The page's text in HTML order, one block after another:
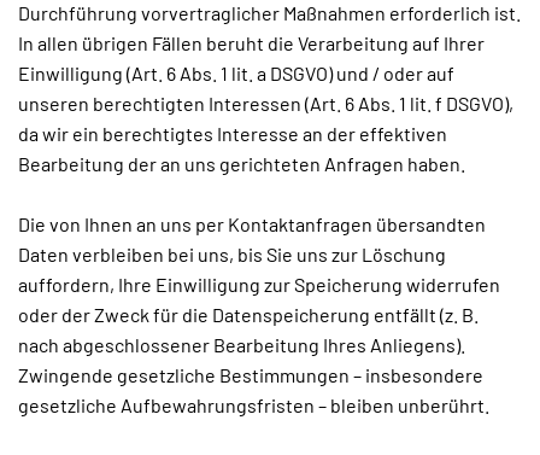
Durchführung vorvertraglicher Maßnahmen erforderlich ist.
In allen übrigen Fällen beruht die Verarbeitung auf Ihrer
Einwilligung (Art. 6 Abs. 1 lit. a DSGVO) und / oder auf
unseren berechtigten Interessen (Art. 6 Abs. 1 lit. f DSGVO),
da wir ein berechtigtes Interesse an der effektiven
Bearbeitung der an uns gerichteten Anfragen haben.
Die von Ihnen an uns per Kontaktanfragen übersandten
Daten verbleiben bei uns, bis Sie uns zur Löschung
auffordern, Ihre Einwilligung zur Speicherung widerrufen
oder der Zweck für die Datenspeicherung entfällt (z. B.
nach abgeschlossener Bearbeitung Ihres Anliegens).
Zwingende gesetzliche Bestimmungen – insbesondere
gesetzliche Aufbewahrungsfristen – bleiben unberührt.